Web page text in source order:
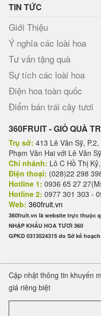
TIN TỨC
Giới Thiệu
Ý nghĩa các loài hoa
Tư vấn tặng quà
Sự tích các loài hoa
Điện hoa toàn quốc
Điểm bán trái cây tươi
360FRUIT - GIỎ QUÀ
Trụ sở: 413 Lê Văn Sỹ,
Phạm Văn Hai với Lê Văn
Chi nhánh: Lô C Hồ Thị
Điện thoại: (028)22 298
Hotline 1: 0936 65 27
Hotline 2: 0977 301 303 -
Web: 360fruit.vn
360fruit.vn là website trực thuộc
NHẬP KHẨU HOA TƯƠI 360
GPKD 0313524315 do Sở kế
Cập nhật thông tin khuyến
giá riêng biệt